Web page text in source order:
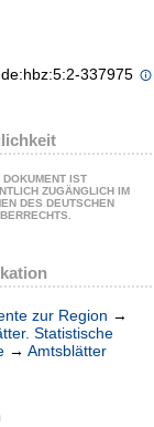
337975
DOKUMENT IST
ZUGÄNGLICH IM
DES DEUTSCHEN
zur Region →
Statistische
→ Amtsblätter